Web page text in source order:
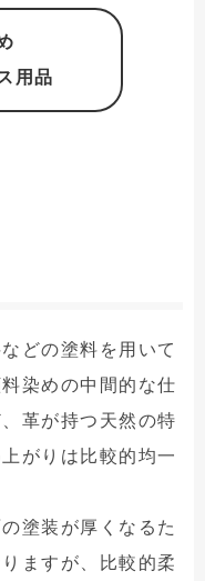
用品
どの塗料を用いて
染めの中間的な仕
革が持つ天然の特
がりは比較的均一
塗装が厚くなるた
ますが、比較的柔